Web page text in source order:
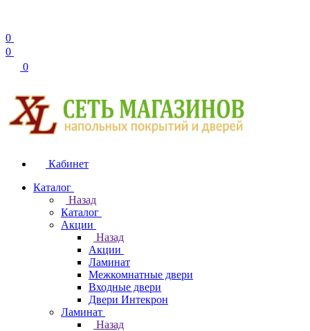
0
0
0
Кабинет
Каталог
Назад
Каталог
Акции
Назад
Акции
Ламинат
Межкомнатные двери
Входные двери
Двери Интекрон
Ламинат
Назад